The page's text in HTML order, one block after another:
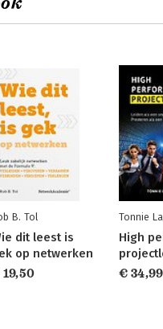
B. Tol
dit leest is
op netwerken
Tonnie
High
€ 34,99